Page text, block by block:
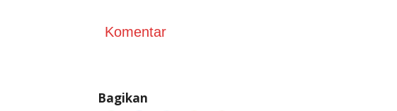
Komentar
Bagikan